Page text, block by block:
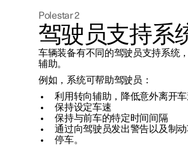
联系我们
极星官方二手车
探索Polestar 3
联系我们
公共充电
家庭充电
车主服务
Polestar 2
驾驶员支持系
车辆装备有不同的驾驶员支持系统
辅助。
例如，系统可帮助驾驶员：
利用转向辅助，降低意外离开
保持设定车速
保持与前车的特定时间间隔
通过向驾驶员发出警告以及制
停车。